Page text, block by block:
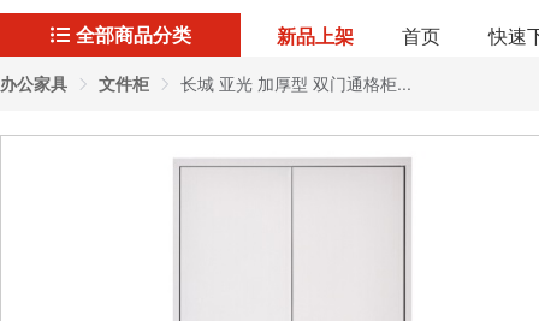
全部商品分类 新品上架 首页 快速
办公家具 文件柜 长城 亚光 加厚型 双门通格柜...